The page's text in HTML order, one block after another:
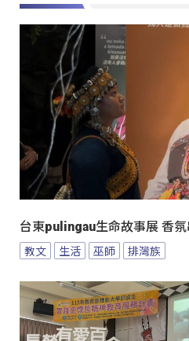
台東pulingau生命故事展 香
教文 生活 巫師 排灣族